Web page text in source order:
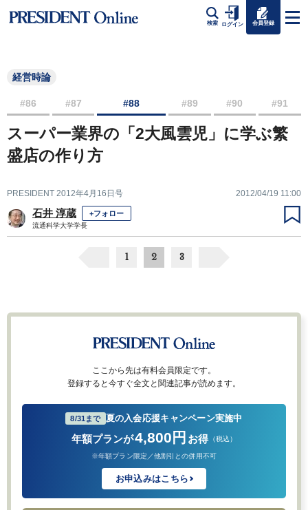
検索 ログイン 会員登録
経営時論
#86 #87 #88 #89 #90 #91
スーパー業界の「2大風雲児」に学ぶ繁
盛店の作り方
PRESIDENT 2012年4月16日号 2012/04/19 11:00
石井 淳蔵 +フォロー
流通科学大学学長
1 2 3
ここから先は有料会員限定です。
登録すると今すぐ全文と関連記事が読めます。
8/31まで 夏の入会応援キャンペーン実施中
年額プランが4,800円 お得 （税込）
※年額プラン限定／他割引との併用不可
お申込みはこちら